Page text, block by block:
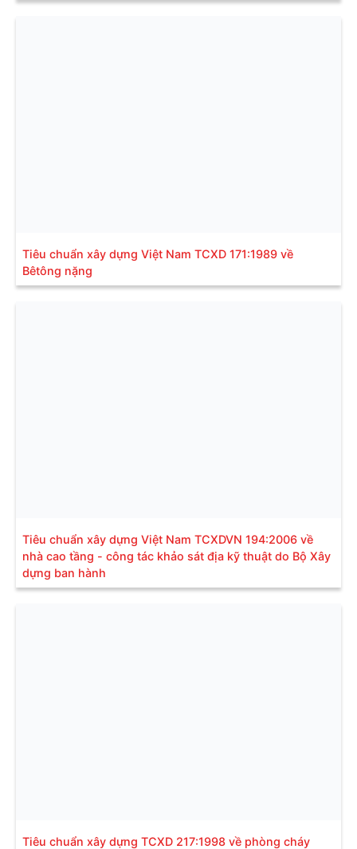
Tiêu chuẩn xây dựng Việt Nam TCXD 171:1989 về
Bêtông nặng
Tiêu chuẩn xây dựng Việt Nam TCXDVN 194:2006 về
nhà cao tầng - công tác khảo sát địa kỹ thuật do Bộ Xây
dựng ban hành
Tiêu chuẩn xây dựng TCXD 217:1998 về phòng cháy